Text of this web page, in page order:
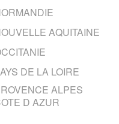
AQUITAINE
DE LA LOIRE
ALPES
D AZUR